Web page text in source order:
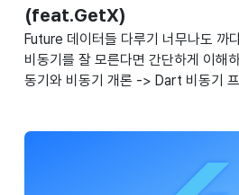
(feat.GetX)
Future 데이터들 다루기 너무나도 까
비동기를 잘 모른다면 간단하게 이해
동기와 비동기 개론 -> Dart 비동기
화면을 그리게 되면 빨간색 에러 화면
이터가 완성되는게 아무리 빠르다고
별도의 장치가 없다면 선행되기 때문